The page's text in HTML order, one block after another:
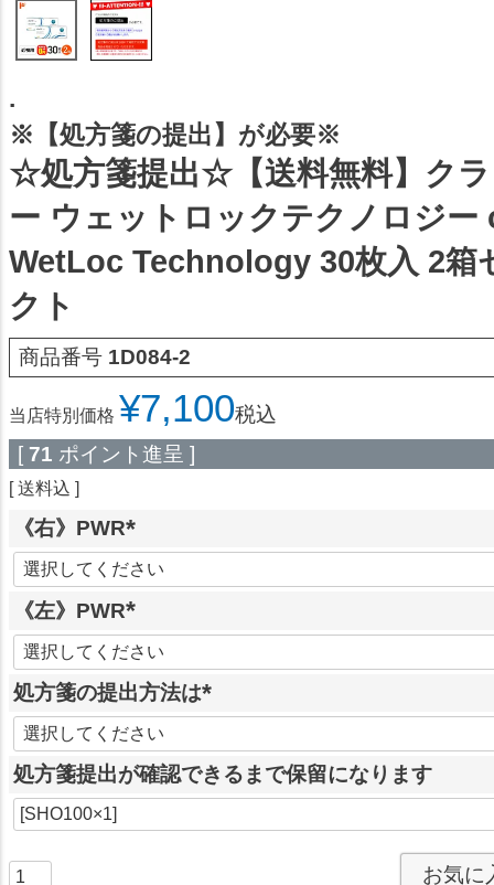
.
※【処方箋の提出】が必要※
☆処方箋提出☆【送料無料】ク
ー ウェットロックテクノロジ
WetLoc Technology 30枚入 2箱
クト
商品番号 1D084-2
当店特別価格 ¥7,100税込
[ 71 ポイント進呈 ]
送料込
《右》PWR
(
必
須
)
《左》PWR
(
必
須
)
処方箋の提出方法は
(
必
須
)
処方箋提出が確認できるまで保留になります
お気に